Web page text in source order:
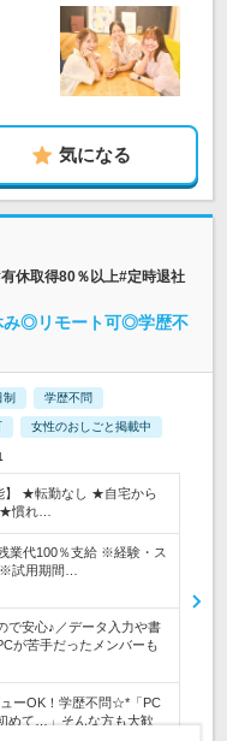
気になる
休取得80％以上#定時退社
み◎リモート可◎学歴不
学歴不問
女性のおしごと掲載中
】 ★転勤なし ★自宅から
慣れ…
業代100％支給 ※経験・ス
試用期間…
で安心♪／データ入力や書
が苦手だったメンバーも
ーOK！学歴不問☆*「PC
めて…」そんな方も大歓